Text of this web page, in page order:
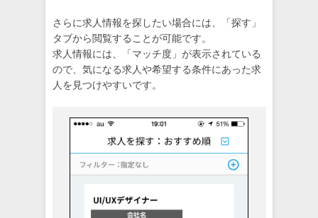
さらに求人情報を探したい場合には、「探す」
タブから閲覧することが可能です。
求人情報には、「マッチ度」が表示されている
ので、気になる求人や希望する条件にあった求
人を見つけやすいです。